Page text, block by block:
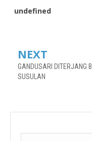
undefined
NEXT
GANDUSARI DITERJANG
SUSULAN